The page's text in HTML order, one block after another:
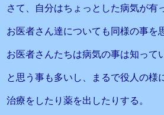
さて、自分はちょっとした病気が有
お医者さん達についても同様の事を
お医者さんたちは病気の事は知って
と思う事も多いし、まるで役人の様
治療をしたり薬を出したりする。